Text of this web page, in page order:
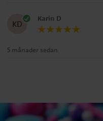
KD
Karin D
5 månader sedan